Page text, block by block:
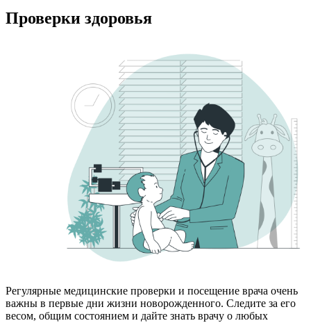
Проверки здоровья
Регулярные медицинские проверки и посещение врача очень
важны в первые дни жизни новорожденного. Следите за его
весом, общим состоянием и дайте знать врачу о любых